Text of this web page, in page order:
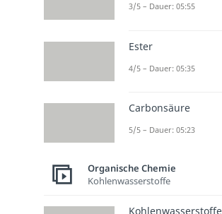
3/5 – Dauer: 05:55
Ester
4/5 – Dauer: 05:35
Carbonsäure
5/5 – Dauer: 05:23
Organische Chemie
Kohlenwasserstoffe
Kohlenwasserstoffe